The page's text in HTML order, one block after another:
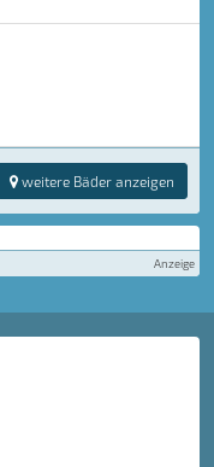
weitere Bäder anzeigen
Anzeige